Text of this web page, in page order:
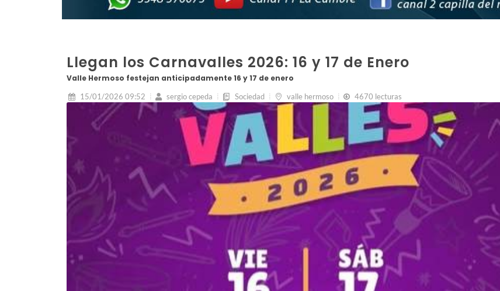
Llegan los Carnavalles 2026: 16 y 17 de Enero
Valle Hermoso festejan anticipadamente 16 y 17 de enero
15/01/2026 09:52 sergio cepeda Sociedad valle hermoso 4670 lecturas